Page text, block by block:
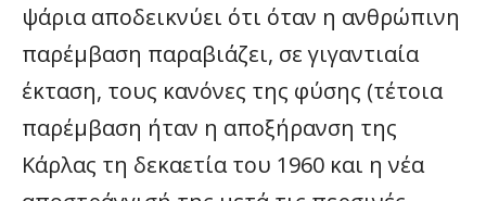
ψάρια αποδεικνύει ότι όταν η ανθρώπινη
παρέμβαση παραβιάζει, σε γιγαντιαία
έκταση, τους κανόνες της φύσης (τέτοια
παρέμβαση ήταν η αποξήρανση της
Κάρλας τη δεκαετία του 1960 και η νέα